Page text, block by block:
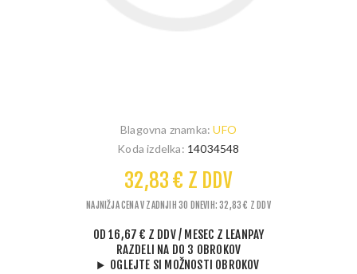
Blagovna znamka: UFO
Koda izdelka: 14034548
32,83 € Z DDV
NAJNIŽJA CENA V ZADNJIH 30 DNEVIH: 32,83 € Z DDV
OD 16,67 € Z DDV/ MESEC Z LEANPAY
RAZDELI NA DO 3 OBROKOV
OGLEJTE SI MOŽNOSTI OBROKOV